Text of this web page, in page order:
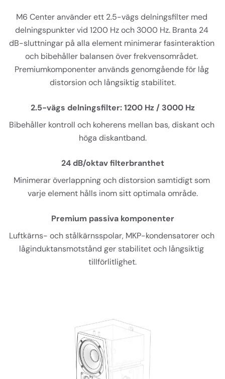
M6 Center använder ett 2.5-vägs delningsfilter med
delningspunkter vid 1200 Hz och 3000 Hz. Branta 24
dB-sluttningar på alla element minimerar fasinteraktion
och bibehåller balansen över frekvensområdet.
Premiumkomponenter används genomgående för låg
distorsion och långsiktig stabilitet.
2.5-vägs delningsfilter: 1200 Hz / 3000 Hz
Bibehåller kontroll och koherens mellan bas, diskant och
höga diskantband.
24 dB/oktav filterbranthet
Minimerar överlappning och distorsion samtidigt som
varje element hålls inom sitt optimala område.
Premium passiva komponenter
Luftkärns- och stålkärnsspolar, MKP-kondensatorer och
låginduktansmotstånd ger stabilitet och långsiktig
tillförlitlighet.